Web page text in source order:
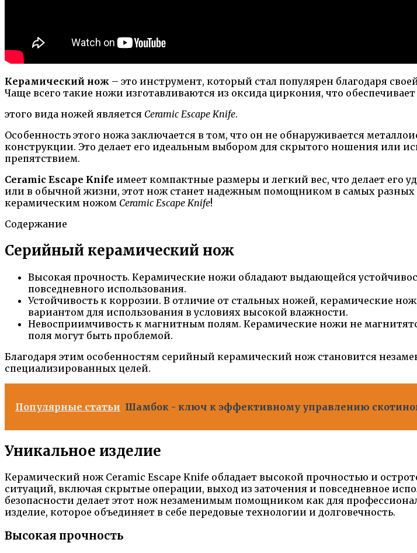
Керамический нож – это инструмент, который стал популярен благодаря
Чаще всего такие ножи изготавливаются из оксида циркония, что
этого вида ножей является Ceramic Escape Knife.
Особенность этого ножа заключается в том, что он не обнаруживается
конструкции. Это делает его идеальным выбором для скрытого ношения или
препятствием.
Ceramic Escape Knife имеет компактные размеры и легкий вес, что делает его
или в обычной жизни, этот нож станет надежным помощником в самых разных
керамическим ножом Ceramic Escape Knife!
Содержание
Серийный керамический нож
Высокая прочность. Керамические ножи обладают выдающейся
повседневного использования.
Устойчивость к коррозии. В отличие от стальных ножей, керамические
вариантом для использования в условиях высокой влажности.
Невосприимчивость к магнитным полям. Керамические ножи не
поля могут быть проблемой.
Благодаря этим особенностям серийный керамический нож становится
специализированных целей.
Популярные статьи Шамбок - ключ к эффективному управлению
Уникальное изделие
Керамический нож Ceramic Escape Knife обладает высокой прочностью и
ситуаций, включая скрытые операции, выход из заточения и повседневное
безопасности делает этот нож незаменимым помощником как для
изделие, которое объединяет в себе передовые технологии и долговечность.
Высокая прочность